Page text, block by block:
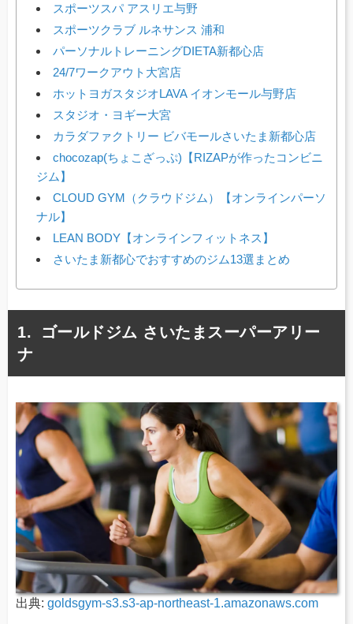
スポーツスパ アスリエ与野
スポーツクラブ ルネサンス 浦和
パーソナルトレーニングDIETA新都心店
24/7ワークアウト大宮店
ホットヨガスタジオLAVA イオンモール与野店
スタジオ・ヨギー大宮
カラダファクトリー ビバモールさいたま新都心店
chocozap(ちょこざっぷ)【RIZAPが作ったコンビニ
ジム】
CLOUD GYM（クラウドジム）【オンラインパーソ
ナル】
LEAN BODY【オンラインフィットネス】
さいたま新都心でおすすめのジム13選まとめ
ゴールドジム さいたまスーパーアリー
ナ
出典: goldsgym-s3.s3-ap-northeast-1.amazonaws.com